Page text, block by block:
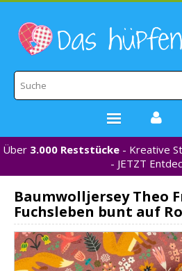
STOFFE
WEBBÄNDER
MARKEN
*NEU*
NÄHZUBEHÖR
GUTSCHEINE
Über 3.000 Reststücke- Kreative
- JETZT
Baumwolljersey Theo
Fuchsleben bunt auf